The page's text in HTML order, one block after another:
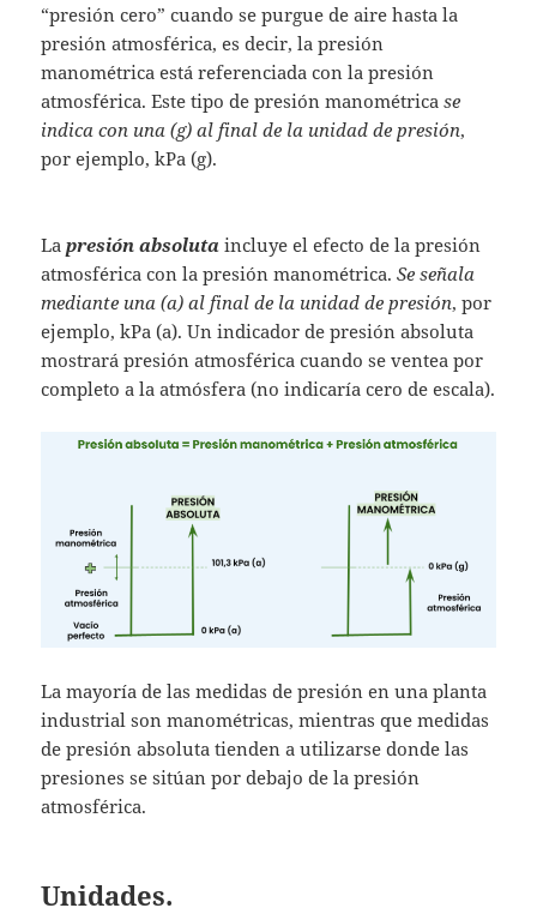
“presión cero” cuando se purgue de aire hasta la
presión atmosférica, es decir, la presión
manométrica está referenciada con la presión
atmosférica. Este tipo de presión manométricase
indica con una (g) al final de la unidad de presión,
por ejemplo, kPa (g).
Lapresión absoluta incluye el efecto de la presión
atmosférica con la presión manométrica.Se señala
mediante una (a) al final de la unidad de presión, por
ejemplo, kPa (a). Un indicador de presión absoluta
mostrará presión atmosférica cuando se ventea por
completo a la atmósfera (no indicaría cero de escala).
La mayoría de las medidas de presión en una planta
industrial son manométricas, mientras que medidas
de presión absoluta tienden a utilizarse donde las
presiones se sitúan por debajo de la presión
atmosférica.
Unidades.